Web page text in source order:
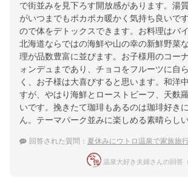
で街並みを見下ろす開放感があります。湯
がいつまでもポカポカ暖かく気持ち良いで
ので体をデトックスできます。お料理はバ
北海道ならではの海鮮や山の幸の新鮮野菜
理が品数豊富に並びます。お子様用のコー
ォンデュまであり、チョコをフルーツに自
く、お子様は大喜びすると思います。和洋
すが、やはり海鮮とローストビーフ、天麩
いです。挽きたて珈琲もあるのは珈琲好き
ん。テーマパーク並みに楽しめる素晴らしい
回答された質問： 夏休みにウトロ温泉で家族旅行！子連れファ
温泉大好き夫婦さんの回答